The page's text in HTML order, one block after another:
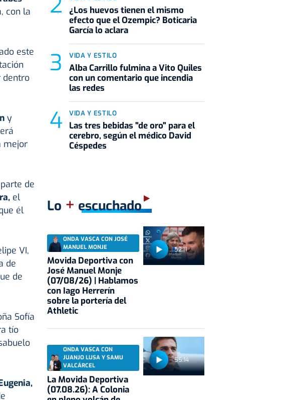
con la
este
dentro
y
mejor
de
el
él
VI,
de
de
Sofía
tío
¿Los huevos tienen el mismo
efecto que el Ozempic? Boticaria
García lo aclara
VIDA Y ESTILO
Alba Carrillo fulmina a Vito Quiles
con un comentario que incendia
las redes
VIDA Y ESTILO
Las tres bebidas "de oro" para el
cerebro, según el médico David
Céspedes
Lo + escuchado
52:11
ONDA VASCA CON JOSÉ
MANUEL MONJE
Movida Deportiva con
José Manuel Monje
(07/08/26) | Hablamos
con Iago Herrerín
sobre la portería del
Athletic
55:14
ONDA VASCA CON
JUANJO LUSA Y SAMU
VALCÁRCEL
La Movida Deportiva
(07.08.26): A Colonia